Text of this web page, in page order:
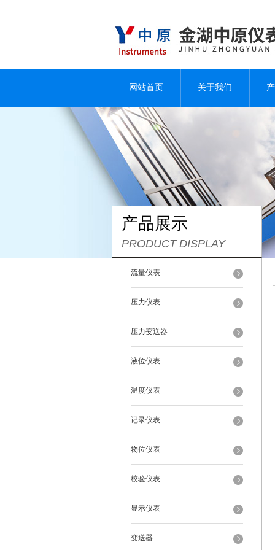
网站首页 关于我们
产品展示
PRODUCT DISPLAY
流量仪表
压力仪表
压力变送器
液位仪表
温度仪表
记录仪表
物位仪表
校验仪表
显示仪表
变送器